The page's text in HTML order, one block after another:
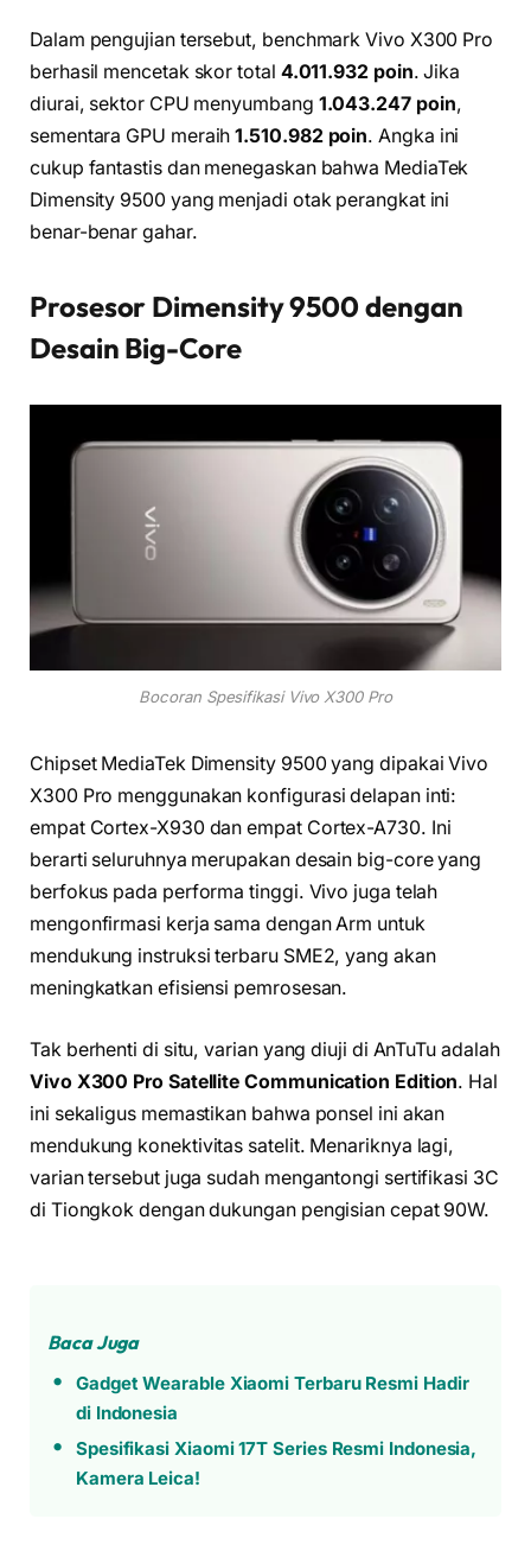
Dalam pengujian tersebut, benchmark Vivo X300 Pro
berhasil mencetak skor total 4.011.932 poin. Jika
diurai, sektor CPU menyumbang 1.043.247 poin,
sementara GPU meraih1.510.982 poin. Angka ini
cukup fantastis dan menegaskan bahwa MediaTek
Dimensity 9500 yang menjadi otak perangkat ini
benar-benar gahar.
Prosesor Dimensity 9500 dengan
Desain Big-Core
Bocoran Spesifikasi Vivo X300 Pro
Chipset MediaTek Dimensity 9500 yang dipakai Vivo
X300 Pro menggunakan konfigurasi delapan inti:
empat Cortex-X930 dan empat Cortex-A730. Ini
berarti seluruhnya merupakan desain big-core yang
berfokus pada performa tinggi. Vivo juga telah
mengonfirmasi kerja sama dengan Arm untuk
mendukung instruksi terbaru SME2, yang akan
meningkatkan efisiensi pemrosesan.
Tak berhenti di situ, varian yang diuji di AnTuTu adalah
Vivo X300 Pro Satellite Communication Edition. Hal
ini sekaligus memastikan bahwa ponsel ini akan
mendukung konektivitas satelit. Menariknya lagi,
varian tersebut juga sudah mengantongi sertifikasi 3C
di Tiongkok dengan dukungan pengisian cepat 90W.
Baca Juga
Gadget Wearable Xiaomi Terbaru Resmi Hadir
di Indonesia
Spesifikasi Xiaomi 17T Series Resmi Indonesia,
Kamera Leica!